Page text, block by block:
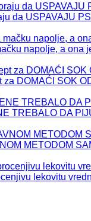
da USPAVAJU
napolje, a ona
za DOMAĆI SOK
TREBALO DA
METODOM
lekovitu